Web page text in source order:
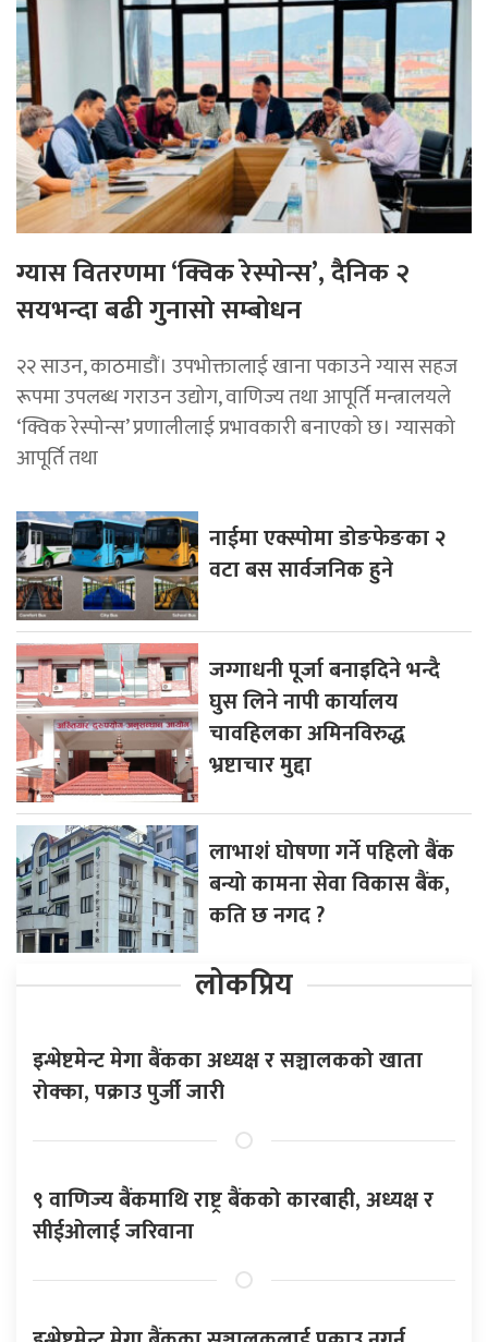
ग्यास वितरणमा ‘क्विक रेस्पोन्स’, दैनिक २
सयभन्दा बढी गुनासो सम्बोधन
२२ साउन, काठमाडाैं। उपभोक्तालाई खाना पकाउने ग्यास सहज
रूपमा उपलब्ध गराउन उद्योग, वाणिज्य तथा आपूर्ति मन्त्रालयले
‘क्विक रेस्पोन्स’ प्रणालीलाई प्रभावकारी बनाएको छ। ग्यासको
आपूर्ति तथा
नाईमा एक्स्पोमा डोङफेङका २
वटा बस सार्वजनिक हुने
जग्गाधनी पूर्जा बनाइदिने भन्दै
घुस लिने नापी कार्यालय
चावहिलका अमिनविरुद्ध
भ्रष्टाचार मुद्दा
लाभाशं घोषणा गर्ने पहिलो बैंक
बन्यो कामना सेवा विकास बैंक,
कति छ नगद ?
लोकप्रिय
इन्भेष्टमेन्ट मेगा बैंकका अध्यक्ष र सञ्चालकको खाता
रोक्का, पक्राउ पुर्जी जारी
९ वाणिज्य बैंकमाथि राष्ट्र बैंकको कारबाही, अध्यक्ष र
सीईओलाई जरिवाना